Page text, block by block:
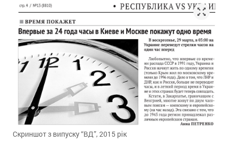
Скриншот з випуску “ВД”, 2015 рік